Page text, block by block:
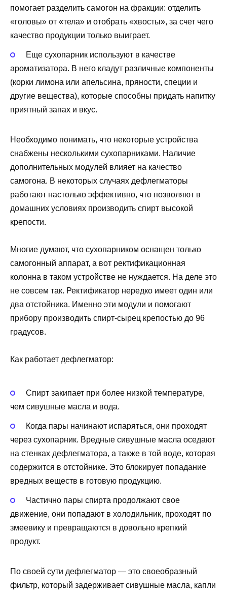
помогает разделить самогон на фракции: отделить
«головы» от «тела» и отобрать «хвосты», за счет чего
качество продукции только выиграет.
Еще сухопарник используют в качестве
ароматизатора. В него кладут различные компоненты
(корки лимона или апельсина, пряности, специи и
другие вещества), которые способны придать напитку
приятный запах и вкус.
Необходимо понимать, что некоторые устройства
снабжены несколькими сухопарниками. Наличие
дополнительных модулей влияет на качество
самогона. В некоторых случаях дефлегматоры
работают настолько эффективно, что позволяют в
домашних условиях производить спирт высокой
крепости.
Многие думают, что сухопарником оснащен только
самогонный аппарат, а вот ректификационная
колонна в таком устройстве не нуждается. На деле это
не совсем так. Ректификатор нередко имеет один или
два отстойника. Именно эти модули и помогают
прибору производить спирт-сырец крепостью до 96
градусов.
Как работает дефлегматор:
Спирт закипает при более низкой температуре,
чем сивушные масла и вода.
Когда пары начинают испаряться, они проходят
через сухопарник. Вредные сивушные масла оседают
на стенках дефлегматора, а также в той воде, которая
содержится в отстойнике. Это блокирует попадание
вредных веществ в готовую продукцию.
Частично пары спирта продолжают свое
движение, они попадают в холодильник, проходят по
змеевику и превращаются в довольно крепкий
продукт.
По своей сути дефлегматор — это своеобразный
фильтр, который задерживает сивушные масла, капли